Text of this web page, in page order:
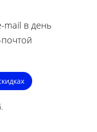
mail в день